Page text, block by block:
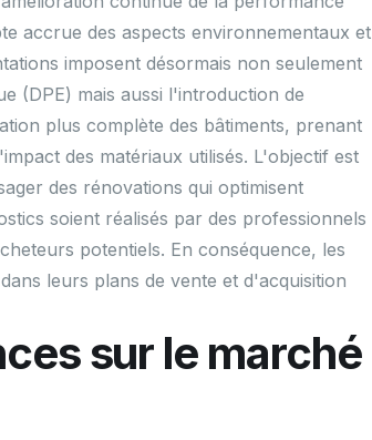
accrue des aspects environnementaux et
imposent désormais non seulement
(DPE) mais aussi l'introduction de
plus complète des bâtiments, prenant
des matériaux utilisés. L'objectif est
des rénovations qui optimisent
soient réalisés par des professionnels
potentiels. En conséquence, les
leurs plans de vente et d'acquisition
sur le marché